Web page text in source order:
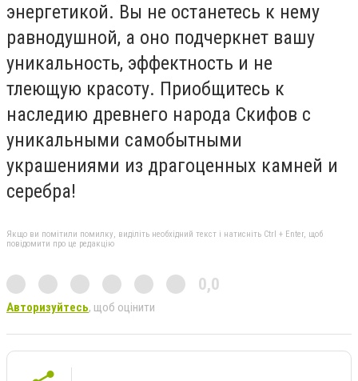
энергетикой. Вы не останетесь к нему
равнодушной, а оно подчеркнет вашу
уникальность, эффектность и не
тлеющую красоту. Приобщитесь к
наследию древнего народа Скифов с
уникальными самобытными
украшениями из драгоценных камней и
серебра!
Якщо ви помітили помилку, виділіть необхідний текст і натисніть Ctrl + Enter, щоб
повідомити про це редакцію
0,0
Авторизуйтесь, щоб оцінити